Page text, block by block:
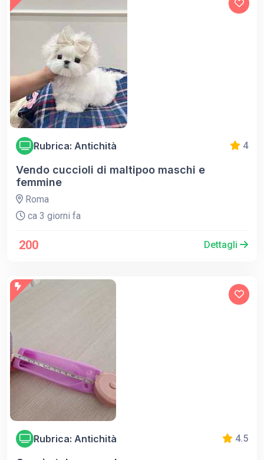
Rubrica: Antichità 4
Vendo cuccioli di maltipoo maschi e
femmine
Roma
ca 3 giorni fa
200 Dettagli
Rubrica: Antichità 4.5